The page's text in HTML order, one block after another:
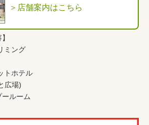
＞店舗案内はこちら
ミング
トホテル
広場)
ルーム